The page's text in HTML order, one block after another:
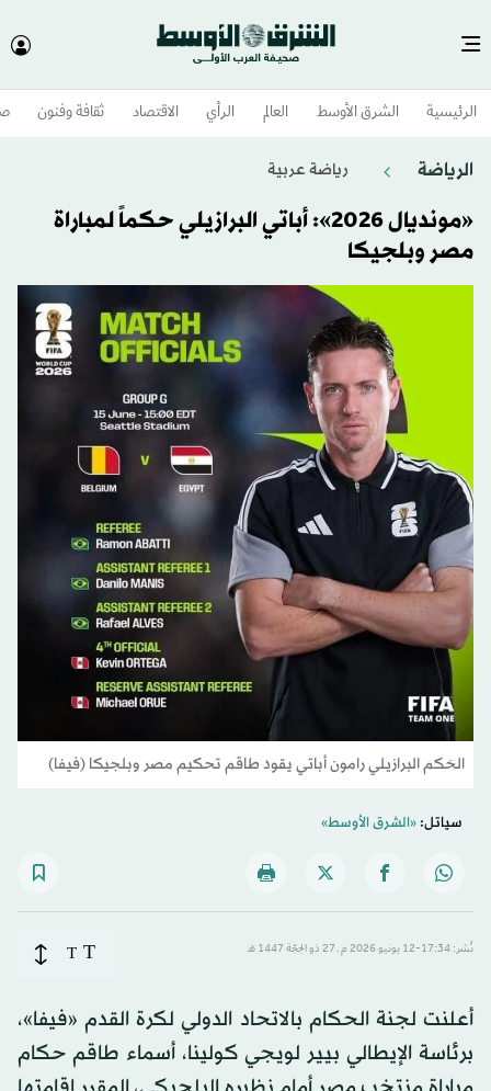
الرئيسية الشرق الأوسط​ العالم الرأي الاقتصاد ثقافة وفنون
الرياضة رياضة عربية
«مونديال 2026»: أباتي البرازيلي حكماً لمباراة
مصر وبلجيكا
الحَكم البرازيلي رامون أباتي يقود طاقم تحكيم مصر وبلجيكا (فيفا)
سياتل:«الشرق الأوسط»
نُشر: 17:34-12 يونيو 2026 م ـ 27 ذو الحِجّة 1447 هـ T
T
أعلنت لجنة الحكام بالاتحاد الدولي لكرة القدم «فيفا»،
برئاسة الإيطالي بيير لويجي كولينا، أسماء طاقم حكام